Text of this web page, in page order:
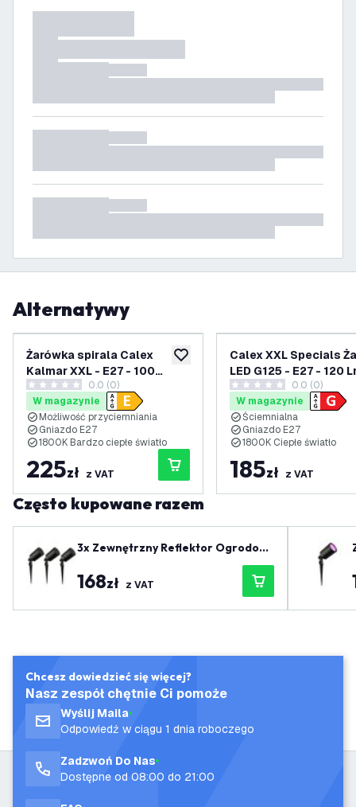
Alternatywy
dodaj do listy życzeń
Żarówka spirala Calex
Kalmar XXL - E27 - 100
lumenów - Złoto
0 Gwiazdki oceny
0.0 (0)
W magazynie
Możliwość przyciemniania
Gniazdo E27
1800K Bardzo ciepłe światło
225zł z VAT
Calex XXL Specials
LED G125 - E27 - 120
Złota Spirala
0 Gwiazdki oceny
0.0 (0)
W magazynie
Ściemnialna
Gniazdo E27
1800K Ciepłe światło
185zł z VAT
Często kupowane razem
3x Zewnętrzny Reflektor Ogrodowy
LED - Czarny - IP65 - Gniazdo GU1
0 - Kabel zasilający 1 metr
168zł z VAT
Chcesz dowiedzieć się więcej?
Nasz zespół chętnie Ci pomoże
Wyślij Maila
Odpowiedź w ciągu 1 dnia roboczego
Zadzwoń Do Nas
Dostępne od 08:00 do 21:00